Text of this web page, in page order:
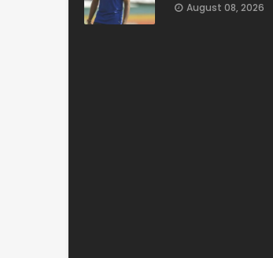
August 08, 2026